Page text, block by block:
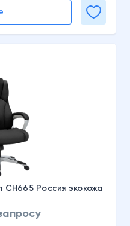
Россия экокожа